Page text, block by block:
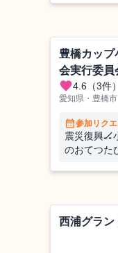
豊橋カップ
会実行委員
favorite4.6 （3件）
愛知県・豊橋市
calendar_month参加リク
震災復興🏒
のおてつた
西浦グラン